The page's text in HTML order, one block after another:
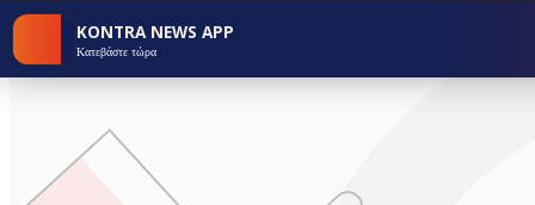
KONTRA NEWS APP
Κατεβάστε τώρα